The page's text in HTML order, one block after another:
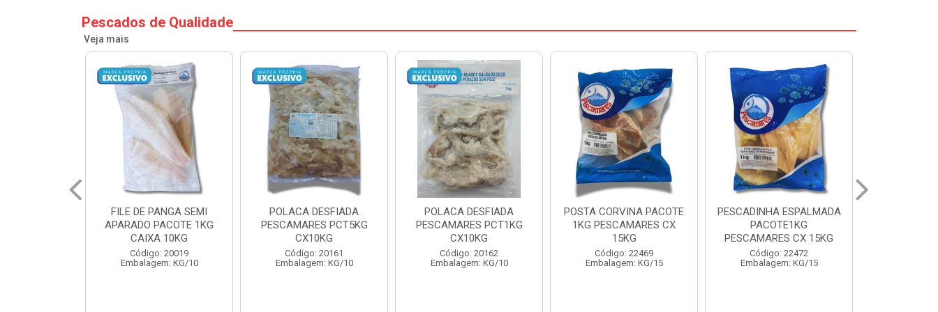
Pescados de Qualidade
Veja mais
POLACA DESFIADA
PESCAMARES PCT5KG
CX10KG
Código: 20161
Embalagem: KG/10
POLACA DESFIADA
PESCAMARES PCT1KG
CX10KG
Código: 20162
Embalagem: KG/10
POSTA CORVINA PACOTE
1KG PESCAMARES CX
15KG
Código: 22469
Embalagem: KG/15
PESCADINHA ESPALMADA
PACOTE1KG
PESCAMARES CX 15KG
Código: 22472
Embalagem: KG/15
FILE DE PANGA PREMIUM
PACOTE 1KG CAIXA 10KG
Código: 20021
Embalagem: KG/10